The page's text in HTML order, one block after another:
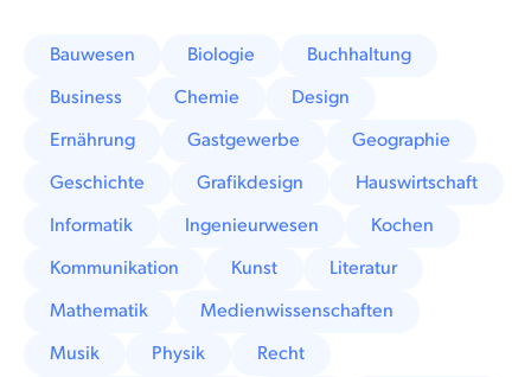
Bauwesen Biologie
Buchhaltung
Business
Chemie
Design
Ernährung
Gastgewerbe
Geographie
Geschichte
Grafikdesign
Hauswirtschaft
Informatik
Ingenieurwesen
Kochen
Kommunikation
Kunst
Literatur
Mathematik
Medienwissenschaften
Musik
Physik
Recht